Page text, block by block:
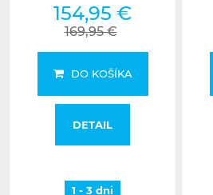
154,95 €
169,95 €
DO KOŠÍKA
DETAIL
1 - 3 dni